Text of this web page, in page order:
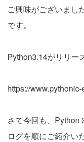
ご興味がございまし
です。
Python3.14がリリー
https://
さて今回も、Python
ログを順にご紹介い